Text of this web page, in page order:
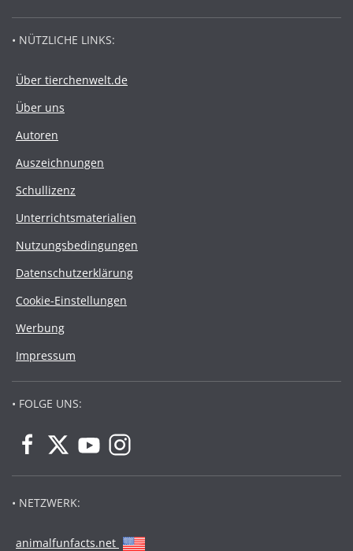
• NÜTZLICHE LINKS:
Über tierchenwelt.de
Über uns
Autoren
Auszeichnungen
Schullizenz
Unterrichtsmaterialien
Nutzungsbedingungen
Datenschutzerklärung
Cookie-Einstellungen
Werbung
Impressum
• FOLGE UNS:
• NETZWERK:
animalfunfacts.net